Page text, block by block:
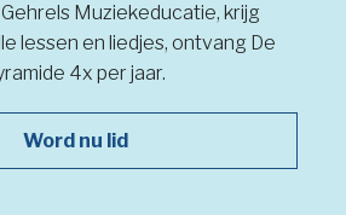
Muziekeducatie, krijg
lessen en liedjes, ontvang De
4x per jaar.
Word nu lid